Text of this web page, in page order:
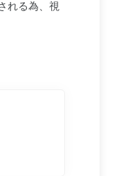
れる為、視